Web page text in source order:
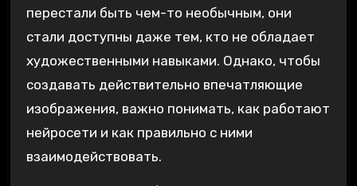
перестали быть чем-то необычным, они
стали доступны даже тем, кто не обладает
художественными навыками. Однако, чтобы
создавать действительно впечатляющие
изображения, важно понимать, как работают
нейросети и как правильно с ними
взаимодействовать.